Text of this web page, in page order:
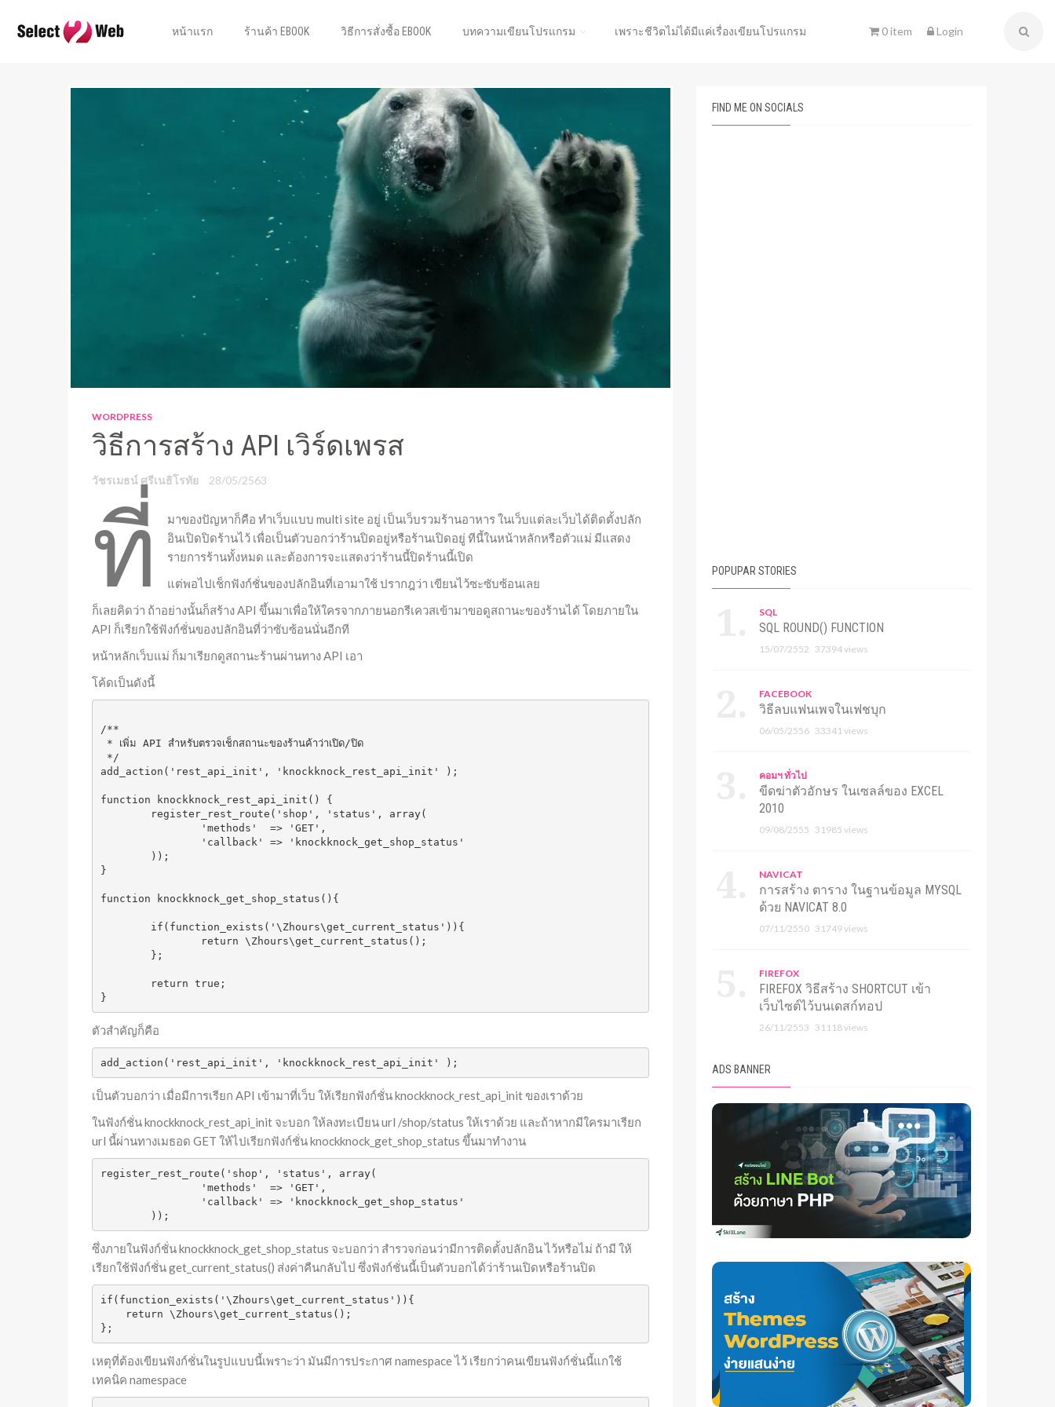
0 item Login
หน้าแรก ร้านค้า EBOOK วิธีการสั่งซื้อ EBOOK บทความเขียนโปรแกรม เพราะชีวิตไม่ได้มีแค่เรื่องเขียนโปรแกรม
WORDPRESS
วิธีการสร้าง API เวิร์ดเพรส
วัชรเมธน์ ศรีเนธิโรทัย 28/05/2563
ที่
มาของปัญหาก็คือ ทำเว็บแบบ multi site อยู่ เป็นเว็บรวมร้านอาหาร ในเว็บแต่ละเว็บได้ติดตั้งปลัก
อินเปิดปิดร้านไว้ เพื่อเป็นตัวบอกว่าร้านปิดอยู่หรือร้านเปิดอยู่ ทีนี้ในหน้าหลักหรือตัวแม่ มีแสดง
รายการร้านทั้งหมด และต้องการจะแสดงว่าร้านนี้ปิดร้านนี้เปิด
แต่พอไปเช็กฟังก์ชั่นของปลักอินที่เอามาใช้ ปรากฎว่า เขียนไว้ซะซับซ้อนเลย
ก็เลยคิดว่า ถ้าอย่างนั้นก็สร้าง API ขึ้นมาเพื่อให้ใครจากภายนอกรีเควสเข้ามาขอดูสถานะของร้านได้ โดยภายใน
API ก็เรียกใช้ฟังก์ชั่นของปลักอินที่ว่าซับซ้อนนั่นอีกที
หน้าหลักเว็บแม่ ก็มาเรียกดูสถานะร้านผ่านทาง API เอา
โค้ดเป็นดังนี้
/**
add_action('rest_api_init', 'knockknock_rest_api_init' );
function knockknock_rest_api_init() {
}
function knockknock_get_shop_status(){
ตัวสำคัญก็คือ
add_action('rest_api_init', 'knockknock_rest_api_init' );
เป็นตัวบอกว่า เมื่อมีการเรียก API เข้ามาที่เว็บ ให้เรียกฟังก์ชั่น knockknock_rest_api_init ของเราด้วย
ในฟังก์ชั่น knockknock_rest_api_init จะบอก ให้ลงทะเบียน url /shop/status ให้เราด้วย และถ้าหากมีใครมาเรียก
url นี้ผ่านทางเมธอด GET ให้ไปเรียกฟังก์ชั่น knockknock_get_shop_status ขึ้นมาทำงาน
register_rest_route('shop', 'status', array(
	));
ซึ่งภายในฟังก์ชั่น knockknock_get_shop_status จะบอกว่า สำรวจก่อนว่ามีการติดตั้งปลักอิน ไว้หรือไม่ ถ้ามี ให้
เรียกใช้ฟังก์ชั่น get_current_status() ส่งค่าคืนกลับไป ซึ่งฟังก์ชั่นนี้เป็นตัวบอกได้ว่าร้านเปิดหรือร้านปิด
if(function_exists('\Zhours\get_current_status')){
};
เหตุที่ต้องเขียนฟังก์ชั่นในรูปแบบนี้เพราะว่า มันมีการประกาศ namespace ไว้ เรียกว่าคนเขียนฟังก์ชั่นนี้แกใช้
เทคนิค namespace
FIND ME ON SOCIALS
POPUPAR STORIES
SQL
SQL ROUND() FUNCTION
15/07/2552 37394 views
FACEBOOK
วิธีลบแฟนเพจในเฟชบุก
06/05/2556 33341 views
คอมฯ ทั่วไป
ขีดฆ่าตัวอักษร ในเซลล์ของ EXCEL
2010
09/08/2555 31985 views
NAVICAT
การสร้าง ตาราง ในฐานข้อมูล MYSQL
ด้วย NAVICAT 8.0
07/11/2550 31749 views
FIREFOX
FIREFOX วิธีสร้าง SHORTCUT เข้า
เว็บไซต์ไว้บนเดสก์ทอป
26/11/2553 31118 views
ADS BANNER